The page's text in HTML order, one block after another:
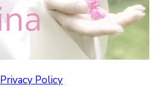
Privacy Policy